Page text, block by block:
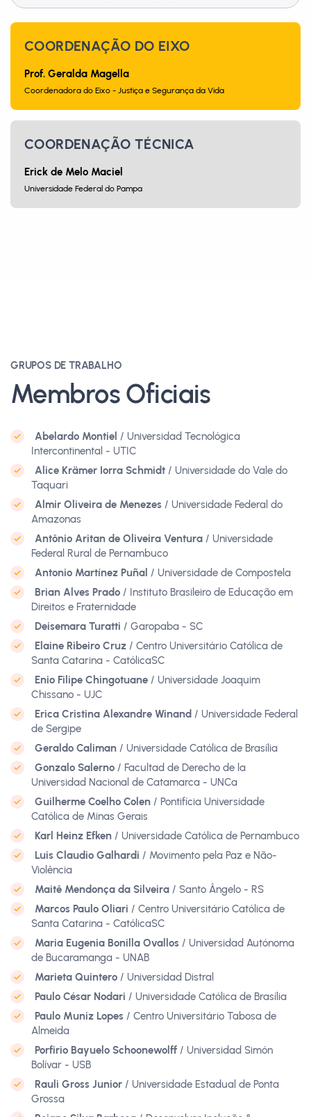
COORDENAÇÃO DO EIXO
Prof. Geralda Magella
Coordenadora do Eixo - Justiça e Segurança da Vida
COORDENAÇÃO TÉCNICA
Erick de Melo Maciel
Universidade Federal do Pampa
GRUPOS DE TRABALHO
Membros Oficiais
Abelardo Montiel / Universidad Tecnológica
Intercontinental - UTIC
Alice Krämer Iorra Schmidt / Universidade do Vale do
Taquari
Almir Oliveira de Menezes / Universidade Federal do
Amazonas
Antônio Aritan de Oliveira Ventura / Universidade
Federal Rural de Pernambuco
Antonio Martínez Puñal / Universidade de Compostela
Brian Alves Prado / Instituto Brasileiro de Educação em
Direitos e Fraternidade
Deisemara Turatti / Garopaba - SC
Elaine Ribeiro Cruz / Centro Universitário Católica de
Santa Catarina - CatólicaSC
Enio Filipe Chingotuane / Universidade Joaquim
Chissano - UJC
Erica Cristina Alexandre Winand / Universidade Federal
de Sergipe
Geraldo Caliman / Universidade Católica de Brasília
Gonzalo Salerno / Facultad de Derecho de la
Universidad Nacional de Catamarca - UNCa
Guilherme Coelho Colen / Pontifícia Universidade
Católica de Minas Gerais
Karl Heinz Efken / Universidade Católica de Pernambuco
Luis Claudio Galhardi / Movimento pela Paz e Não-
Violência
Maitê Mendonça da Silveira / Santo Ângelo - RS
Marcos Paulo Oliari / Centro Universitário Católica de
Santa Catarina - CatólicaSC
Maria Eugenia Bonilla Ovallos / Universidad Autónoma
de Bucaramanga - UNAB
Marieta Quintero / Universidad Distral
Paulo César Nodari / Universidade Católica de Brasília
Paulo Muniz Lopes / Centro Universitário Tabosa de
Almeida
Porfirio Bayuelo Schoonewolff / Universidad Simón
Bolívar - USB
Rauli Gross Junior / Universidade Estadual de Ponta
Grossa